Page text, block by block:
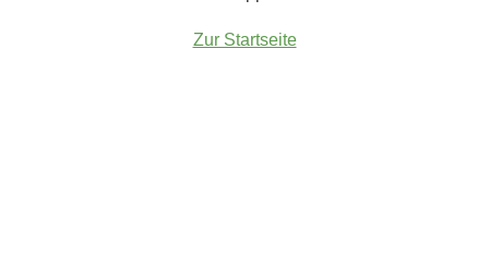
Zur Startseite